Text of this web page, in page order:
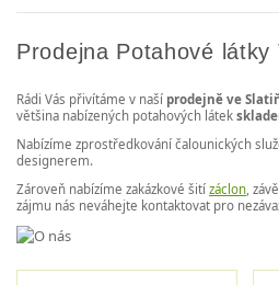
Prodejna Potahové látky
Rádi Vás přivítáme v naší prodejně ve
většina nabízených potahových látek
Nabízíme zprostředkování čalounických
designerem.
Zároveň nabízíme zakázkové šití záclon ,
zájmu nás neváhejte kontaktovat pro